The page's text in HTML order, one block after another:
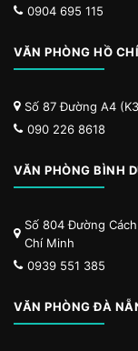
0904 695 115
VĂN PHÒNG HỒ
Số 87 Đường A4
090 226 8618
VĂN PHÒNG BÌNH
Số 804 Đường
Chí Minh
0939 551 385
VĂN PHÒNG ĐÀ